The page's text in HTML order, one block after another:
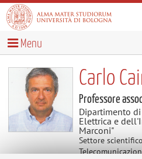
Menu
Carlo
Professore
Dipartimento
Elettrica e
Marconi"
Settore